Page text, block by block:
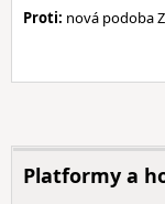
Proti: nová podoba
Platformy a